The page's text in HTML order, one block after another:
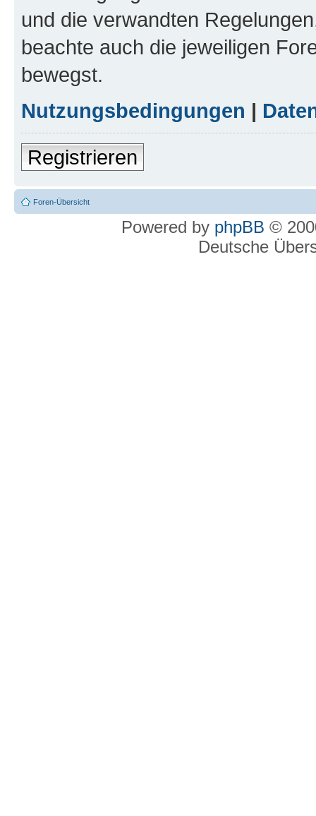
und die verwandten
beachte auch die jeweiligen
bewegst.
Nutzungsbedingungen |
Registrieren
Foren-Übersicht
Powered by phpBB ©
Deutsche